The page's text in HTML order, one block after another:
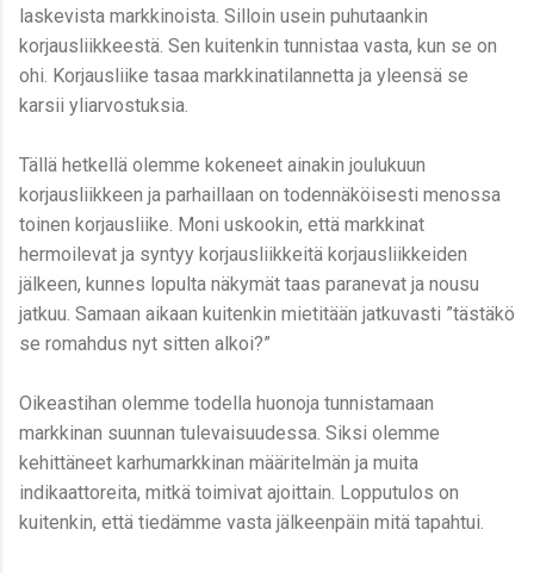
laskevista markkinoista. Silloin usein puhutaankin
korjausliikkeestä. Sen kuitenkin tunnistaa vasta, kun se on
ohi. Korjausliike tasaa markkinatilannetta ja yleensä se
karsii yliarvostuksia.
Tällä hetkellä olemme kokeneet ainakin joulukuun
korjausliikkeen ja parhaillaan on todennäköisesti menossa
toinen korjausliike. Moni uskookin, että markkinat
hermoilevat ja syntyy korjausliikkeitä korjausliikkeiden
jälkeen, kunnes lopulta näkymät taas paranevat ja nousu
jatkuu. Samaan aikaan kuitenkin mietitään jatkuvasti ”tästäkö
se romahdus nyt sitten alkoi?”
Oikeastihan olemme todella huonoja tunnistamaan
markkinan suunnan tulevaisuudessa. Siksi olemme
kehittäneet karhumarkkinan määritelmän ja muita
indikaattoreita, mitkä toimivat ajoittain. Lopputulos on
kuitenkin, että tiedämme vasta jälkeenpäin mitä tapahtui.